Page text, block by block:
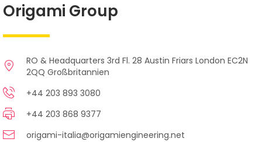
Origami Group
RO & Headquarters 3rd Fl. 28 Austin Friars London EC2N
2QQ Großbritannien
+44 203 893 3080
+44 203 868 9377
origami-italia@origamiengineering.net